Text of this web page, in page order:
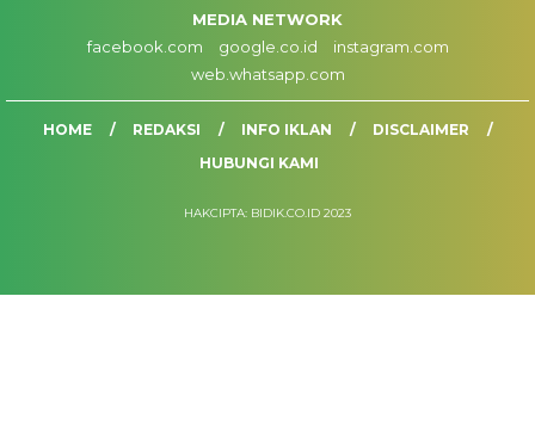
MEDIA NETWORK
facebook.com
google.co.id
instagram.com
web.whatsapp.com
HOME REDAKSI INFO IKLAN
DISCLAIMER
HUBUNGI KAMI
HAKCIPTA: BIDIK.CO.ID 2023